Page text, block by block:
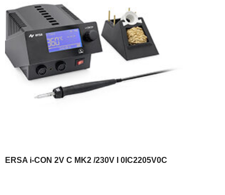
ERSA i-CON 2V C MK2 /230V I 0IC2205V0C